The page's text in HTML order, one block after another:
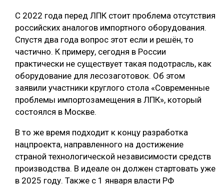
ЛЕСОВОССТАНОВЛЕНИЕ И ЗАЩИТА
ЛОГИСТИКА
ПРОИЗВОДСТВО ДРЕВЕСНЫХ ПЛИТ
ЦБП
КОМПЛЕКСНАЯ ПЕРЕРАБОТКА
БЕЗОПАСНОЕ ПРОИЗВОДСТВО
СОРТИРОВКА ДРЕВЕСИНЫ
ТЕМАТИЧЕСКИЕ ПРОЕКТЫ
ПОДБОРКИ СТАТЕЙ
С 2022 года перед ЛПК стоит проблема отсутствия
российских аналогов импортного оборудования.
Спустя два года вопрос этот если и решён, то
частично. К примеру, сегодня в России
практически не существует такая подотрасль, как
оборудование для лесозаготовок. Об этом
заявили участники круглого стола «Современные
проблемы импортозамещения в ЛПК», который
состоялся в Москве.
В то же время подходит к концу разработка
нацпроекта, направленного на достижение
страной технологической независимости средств
производства. В идеале он должен стартовать уже
в 2025 году. Также с 1 января власти РФ